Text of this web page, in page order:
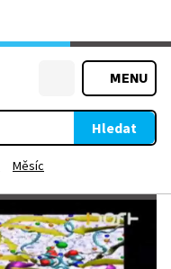
MENU
Hledat
Měsíc